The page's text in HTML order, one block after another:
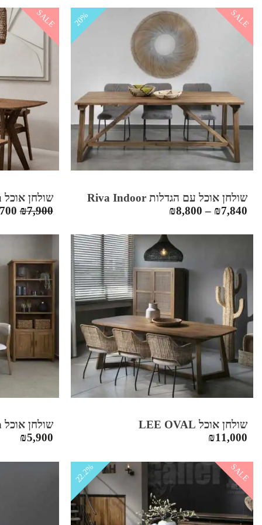
היה:
₪7,900.
הוא:
₪5,900.
20% SALE
שולחן אוכל עם הגדלות Riva Indoor
₪7,840
–
₪8,800
SALE
שולחן אוכל Kupu-Kupu
₪7,900
שולחן אוכל LEE OVAL
₪11,000
שולחן אוכל Berlin
₪5,900
22.2% SALE